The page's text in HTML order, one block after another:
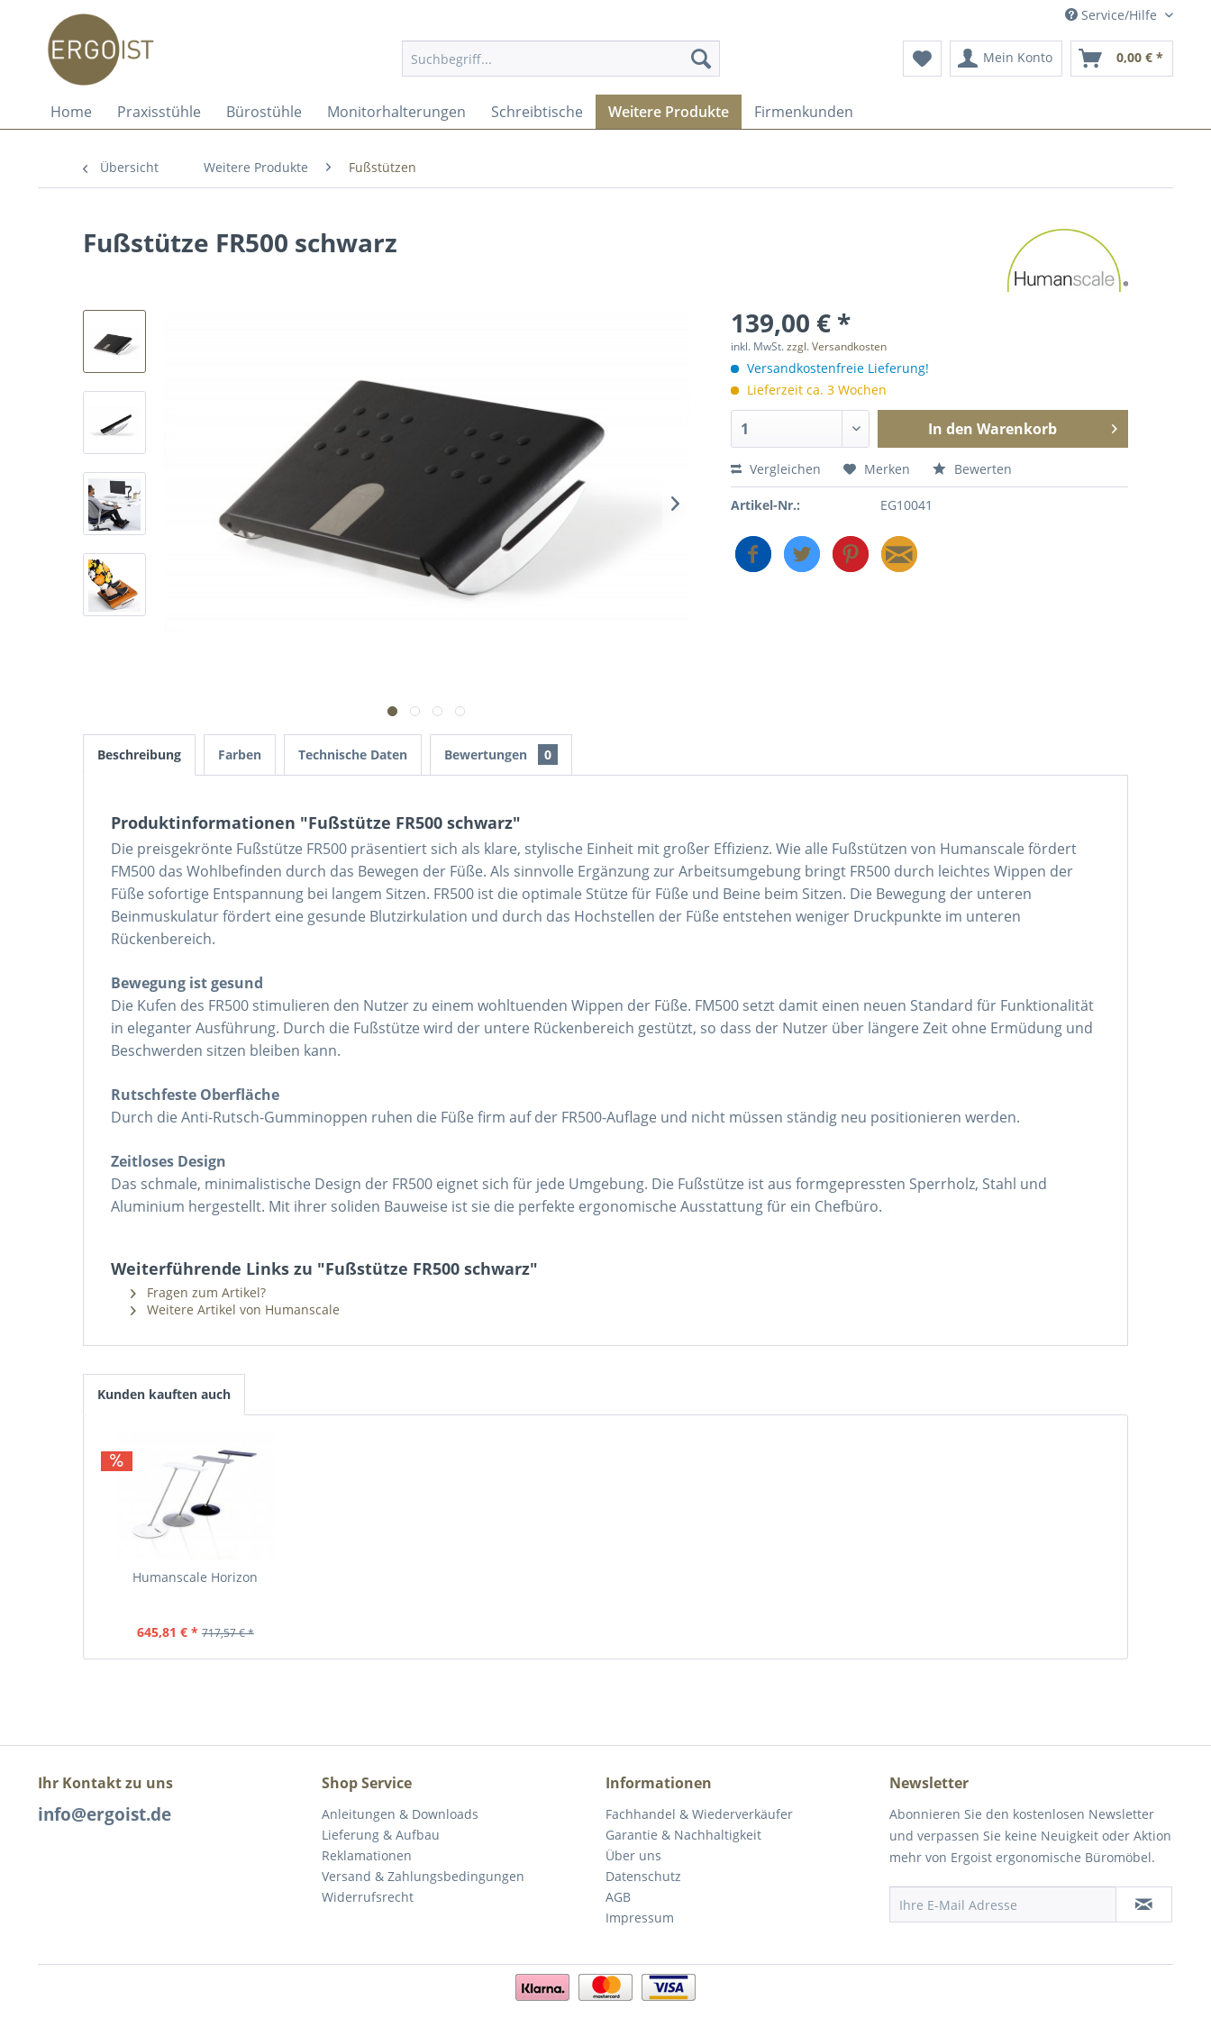
Service/Hilfe
Mein Konto 0,00 € *
Home Praxisstühle Bürostühle Monitorhalterungen Schreibtische Weitere Produkte Firmenkunden
Übersicht Weitere Produkte Fußstützen
Fußstütze FR500 schwarz
139,00 € *
inkl. MwSt.zzgl. Versandkosten
Versandkostenfreie Lieferung!
Lieferzeit ca. 3 Wochen
In den Warenkorb
Vergleichen Merken Bewerten
Artikel-Nr.: EG10041
Beschreibung Farben Technische Daten Bewertungen 0
Produktinformationen "Fußstütze FR500 schwarz"
Die preisgekrönte Fußstütze FR500 präsentiert sich als klare, stylische Einheit mit großer Effizienz. Wie alle Fußstützen von Humanscale fördert
FM500 das Wohlbefinden durch das Bewegen der Füße. Als sinnvolle Ergänzung zur Arbeitsumgebung bringt FR500 durch leichtes Wippen der
Füße sofortige Entspannung bei langem Sitzen. FR500 ist die optimale Stütze für Füße und Beine beim Sitzen. Die Bewegung der unteren
Beinmuskulatur fördert eine gesunde Blutzirkulation und durch das Hochstellen der Füße entstehen weniger Druckpunkte im unteren
Rückenbereich.
Bewegung ist gesund
Die Kufen des FR500 stimulieren den Nutzer zu einem wohltuenden Wippen der Füße. FM500 setzt damit einen neuen Standard für Funktionalität
in eleganter Ausführung. Durch die Fußstütze wird der untere Rückenbereich gestützt, so dass der Nutzer über längere Zeit ohne Ermüdung und
Beschwerden sitzen bleiben kann.
Rutschfeste Oberfläche
Durch die Anti-Rutsch-Gumminoppen ruhen die Füße firm auf der FR500-Auflage und nicht müssen ständig neu positionieren werden.
Zeitloses Design
Das schmale, minimalistische Design der FR500 eignet sich für jede Umgebung. Die Fußstütze ist aus formgepressten Sperrholz, Stahl und
Aluminium hergestellt. Mit ihrer soliden Bauweise ist sie die perfekte ergonomische Ausstattung für ein Chefbüro.
Weiterführende Links zu "Fußstütze FR500 schwarz"
Fragen zum Artikel?
Weitere Artikel von Humanscale
Kunden kauften auch
Humanscale Horizon
645,81 € * 717,57 € *
Ihr Kontakt zu uns
info@ergoist.de
Shop Service
Anleitungen & Downloads
Lieferung & Aufbau
Reklamationen
Versand & Zahlungsbedingungen
Widerrufsrecht
Informationen
Fachhandel & Wiederverkäufer
Garantie & Nachhaltigkeit
Über uns
Datenschutz
AGB
Impressum
Newsletter
Abonnieren Sie den kostenlosen Newsletter
und verpassen Sie keine Neuigkeit oder Aktion
mehr von Ergoist ergonomische Büromöbel.